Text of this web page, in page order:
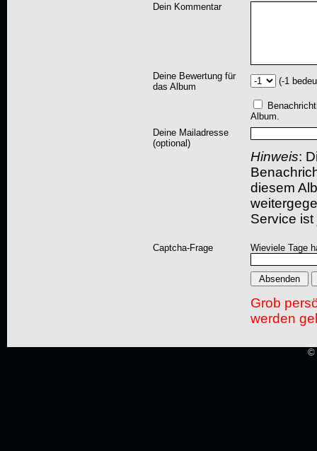
Dein Kommentar
Deine Bewertung für
das Album
(-1
Album.
Deine Mailadresse
(optional)
Hinweis:
diesem
Service
Captcha-Frage Wieviele Tage
Grob
werden
©